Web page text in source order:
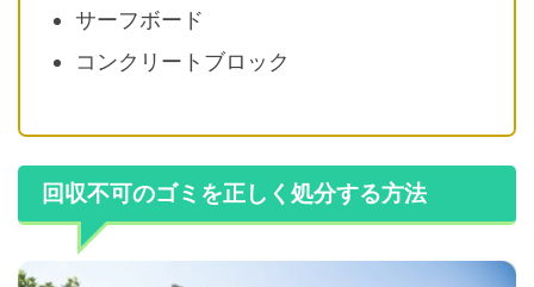
サーフボード
コンクリートブロック
回収不可のゴミを正しく処分する方法